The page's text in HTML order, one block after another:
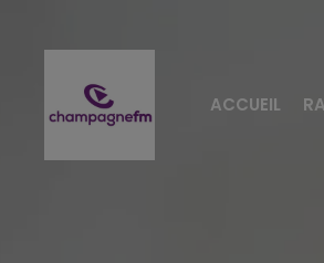
ACCUEIL